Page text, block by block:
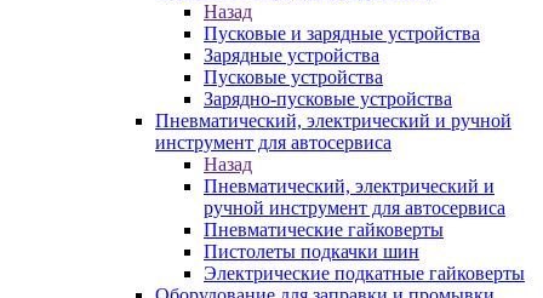
Назад
Пусковые и зарядные устройства
Зарядные устройства
Пусковые устройства
Зарядно-пусковые устройства
Пневматический, электрический и ручной
инструмент для автосервиса
Назад
Пневматический, электрический и
ручной инструмент для автосервиса
Пневматические гайковерты
Пистолеты подкачки шин
Электрические подкатные гайковерты